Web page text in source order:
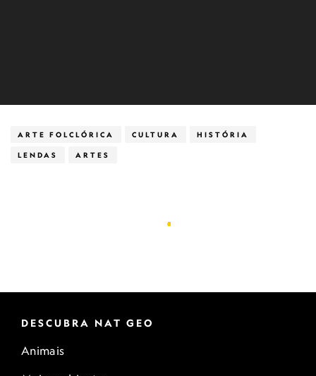
ARTE FOLCLÓRICA CULTURA HISTÓRIA
LENDAS ARTES
DESCUBRA NAT GEO
Animais